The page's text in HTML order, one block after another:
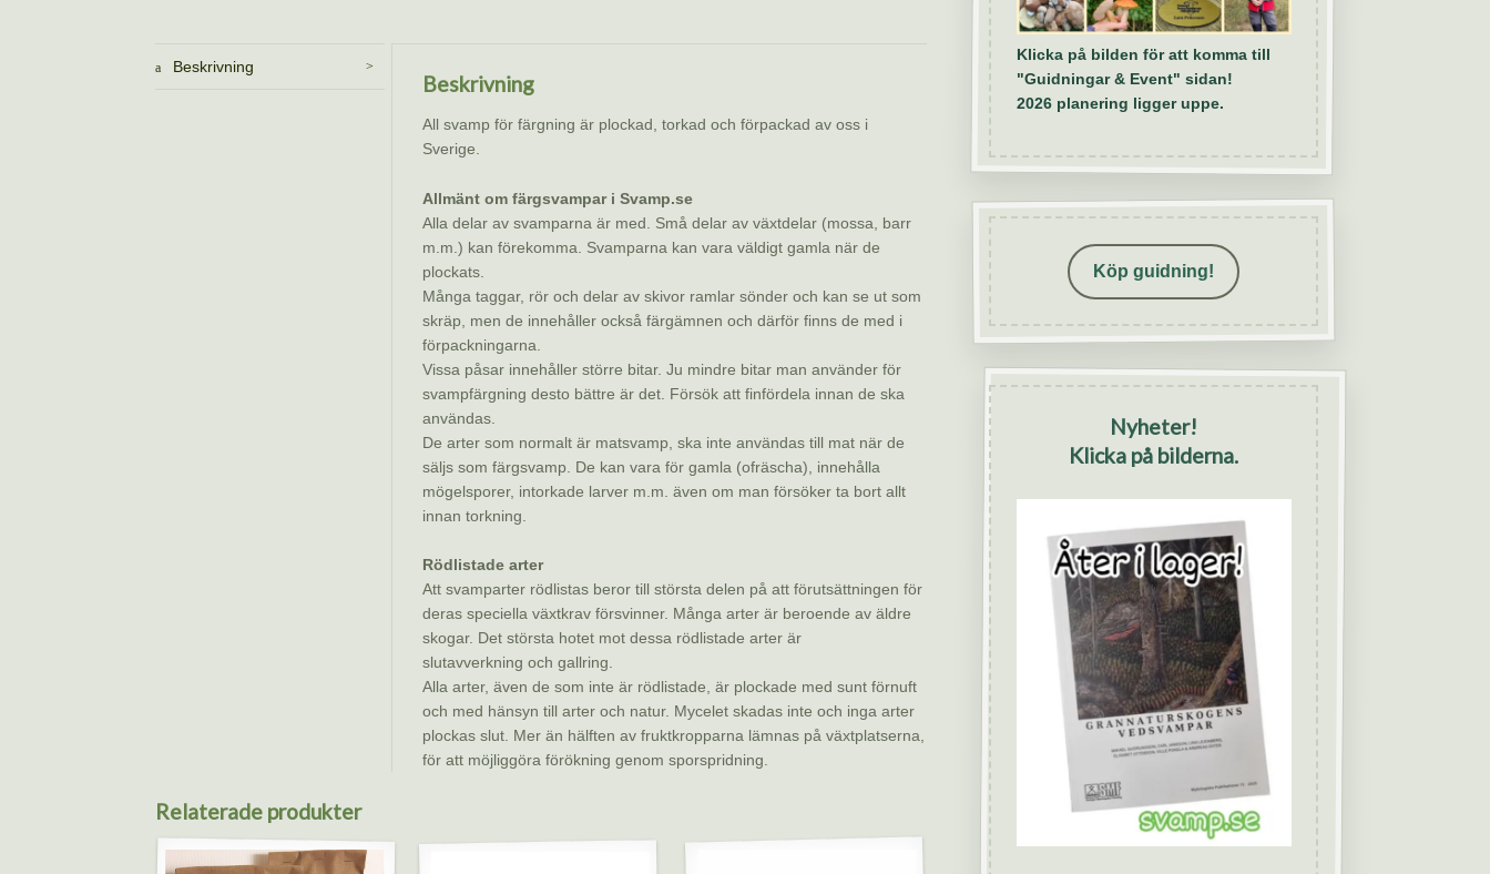
(kopia)
mängd
Beskrivning
Beskrivning
All svamp för färgning är plockad, torkad och förpackad av oss i
Sverige.
Allmänt om färgsvampar i Svamp.se
Alla delar av svamparna är med. Små delar av växtdelar (mossa, barr
m.m.) kan förekomma. Svamparna kan vara väldigt gamla när de
plockats.
Många taggar, rör och delar av skivor ramlar sönder och kan se ut som
skräp, men de innehåller också färgämnen och därför finns de med i
förpackningarna.
Vissa påsar innehåller större bitar. Ju mindre bitar man använder för
svampfärgning desto bättre är det. Försök att finfördela innan de ska
användas.
De arter som normalt är matsvamp, ska inte användas till mat när de
säljs som färgsvamp. De kan vara för gamla (ofräscha), innehålla
mögelsporer, intorkade larver m.m. även om man försöker ta bort allt
innan torkning.
Rödlistade arter
Att svamparter rödlistas beror till största delen på att förutsättningen för
deras speciella växtkrav försvinner. Många arter är beroende av äldre
skogar. Det största hotet mot dessa rödlistade arter är
slutavverkning och gallring.
Alla arter, även de som inte är rödlistade, är plockade med sunt förnuft
och med hänsyn till arter och natur. Mycelet skadas inte och inga arter
plockas slut. Mer än hälften av fruktkropparna lämnas på växtplatserna,
för att möjliggöra förökning genom sporspridning.
Relaterade produkter
Klicka på bilden för att komma till
"Guidningar & Event" sidan!
2026 planering ligger uppe.
Köp guidning!
Nyheter!
Klicka på bilderna.